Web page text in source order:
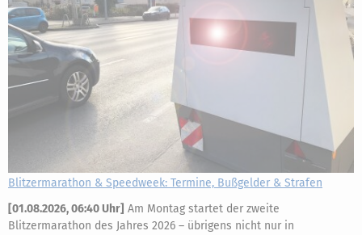
Blitzermarathon & Speedweek: Termine, Bußgelder & Strafen
[01.08.2026, 06:40 Uhr] Am Montag startet der zweite
Blitzermarathon des Jahres 2026 – übrigens nicht nur in